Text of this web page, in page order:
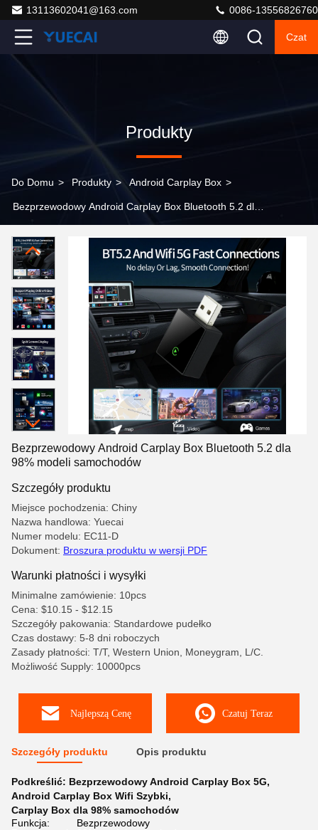
13113602041@163.com 0086-13556826760
Czat
Produkty
Do Domu > Produkty > Android Carplay Box >
Bezprzewodowy Android Carplay Box Bluetooth 5.2 dla
Bezprzewodowy Android Carplay Box Bluetooth 5.2 dla
98% modeli samochodów
Szczegóły produktu
Miejsce pochodzenia: Chiny
Nazwa handlowa: Yuecai
Numer modelu: EC11-D
Dokument: Broszura produktu w wersji PDF
Warunki płatności i wysyłki
Minimalne zamówienie: 10pcs
Cena: $10.15 - $12.15
Szczegóły pakowania: Standardowe pudełko
Czas dostawy: 5-8 dni roboczych
Zasady płatności: T/T, Western Union, Moneygram, L/C.
Możliwość Supply: 10000pcs
Najlepszą Cenę Czatuj Teraz
Szczegóły produktu Opis produktu
Podkreślić: Bezprzewodowy Android Carplay Box 5G,
Android Carplay Box Wifi Szybki,
Carplay Box dla 98% samochodów
Funkcja:
Bezprzewodowy